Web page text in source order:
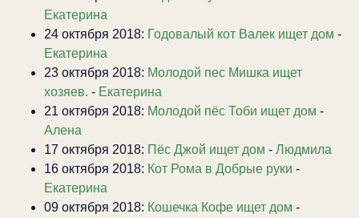
Екатерина
24 октября 2018: Годовалый кот Валек ищет дом -
Екатерина
23 октября 2018: Молодой пес Мишка ищет
хозяев. - Екатерина
21 октября 2018: Молодой пёс Тоби ищет дом -
Алена
17 октября 2018: Пёс Джой ищет дом - Людмила
16 октября 2018: Кот Рома в Добрые руки -
Екатерина
09 октября 2018: Кошечка Кофе ищет дом -